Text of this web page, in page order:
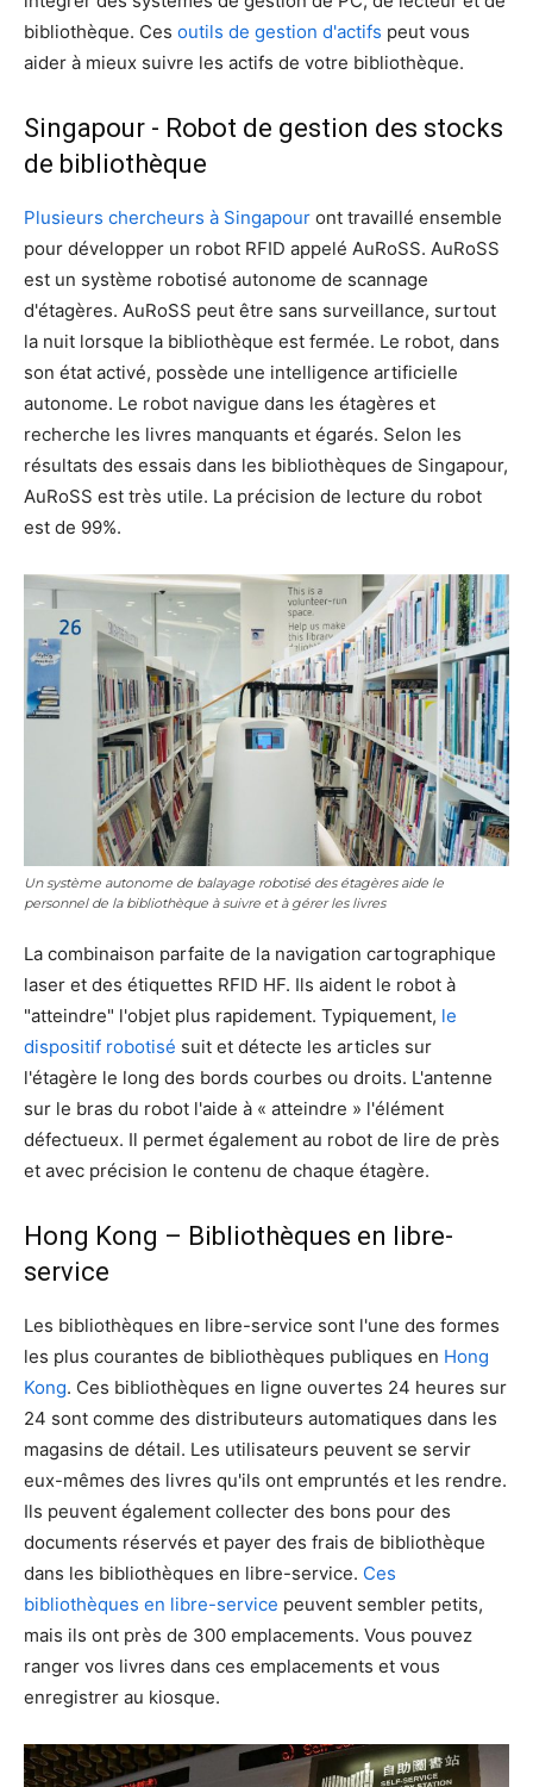
bibliothèque. Ces outils de gestion d'actifs peut vous
aider à mieux suivre les actifs de votre bibliothèque.
Singapour - Robot de gestion des stocks
de bibliothèque
Plusieurs chercheurs à Singapour ont travaillé ensemble
pour développer un robot RFID appelé AuRoSS. AuRoSS
est un système robotisé autonome de scannage
d'étagères. AuRoSS peut être sans surveillance, surtout
la nuit lorsque la bibliothèque est fermée. Le robot, dans
son état activé, possède une intelligence artificielle
autonome. Le robot navigue dans les étagères et
recherche les livres manquants et égarés. Selon les
résultats des essais dans les bibliothèques de Singapour,
AuRoSS est très utile. La précision de lecture du robot
est de 99%.
Un système autonome de balayage robotisé des étagères aide le
personnel de la bibliothèque à suivre et à gérer les livres
La combinaison parfaite de la navigation cartographique
laser et des étiquettes RFID HF. Ils aident le robot à
"atteindre" l'objet plus rapidement. Typiquement, le
dispositif robotisé suit et détecte les articles sur
l'étagère le long des bords courbes ou droits. L'antenne
sur le bras du robot l'aide à « atteindre » l'élément
défectueux. Il permet également au robot de lire de près
et avec précision le contenu de chaque étagère.
Hong Kong – Bibliothèques en libre-
service
Les bibliothèques en libre-service sont l'une des formes
les plus courantes de bibliothèques publiques en Hong
Kong. Ces bibliothèques en ligne ouvertes 24 heures sur
24 sont comme des distributeurs automatiques dans les
magasins de détail. Les utilisateurs peuvent se servir
eux-mêmes des livres qu'ils ont empruntés et les rendre.
Ils peuvent également collecter des bons pour des
documents réservés et payer des frais de bibliothèque
dans les bibliothèques en libre-service. Ces
bibliothèques en libre-service peuvent sembler petits,
mais ils ont près de 300 emplacements. Vous pouvez
ranger vos livres dans ces emplacements et vous
enregistrer au kiosque.